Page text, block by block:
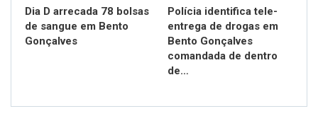
Dia D arrecada 78 bolsas
de sangue em Bento
Gonçalves
Polícia identifica tele-
entrega de drogas em
Bento Gonçalves
comandada de dentro
de…